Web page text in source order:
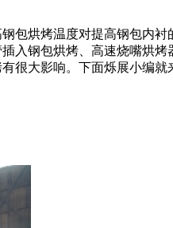
烘烤温度对提高钢包内衬
入钢包烘烤、高速烧嘴烘烤
很大影响。下面烁展小编就